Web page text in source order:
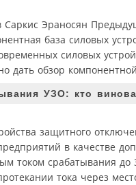
Эраносян
база силовых
силовых
дать обзор
УЗО: кто
защитного
в качестве
током срабатывания до
тока через